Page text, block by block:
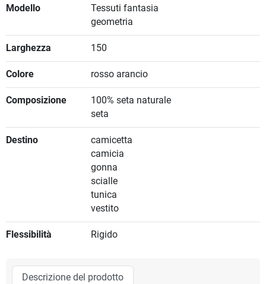
Modello
Tessuti fantasia
geometria
Larghezza 150
Colore rosso arancio
Composizione
100% seta naturale
seta
Destino
camicetta
camicia
gonna
scialle
tunica
vestito
Flessibilità Rigido
Descrizione del prodotto